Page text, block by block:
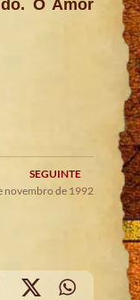
O Amor
SEGUINTE
novembro de 1992
Facebook
X